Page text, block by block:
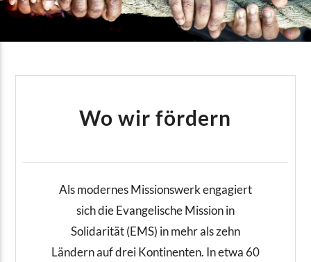
Wo wir fördern
Als modernes Missionswerk engagiert
sich die Evangelische Mission in
Solidarität (EMS) in mehr als zehn
Ländern auf drei Kontinenten. In etwa 60